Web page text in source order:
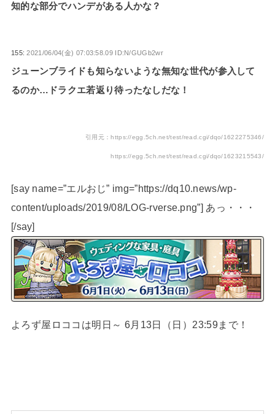
知的な部分でハンデがある人かな？
155:2021/06/04(金) 07:03:58.09 ID:N/GUGb2wr
ジューンブライドも知らないような無知な世代が参入して
るのか…ドラクエ若返り待ったなしだな！
引用元：https://egg.5ch.net/test/read.cgi/dqo/1622275346/
https://egg.5ch.net/test/read.cgi/dqo/1623215543/
[say name=”エルおじ” img=”https://dq10.news/wp-
content/uploads/2019/08/LOG-rverse.png”] あっ・・・
[/say]
よろず屋ロココは明日～ 6月13日（日）23:59まで！